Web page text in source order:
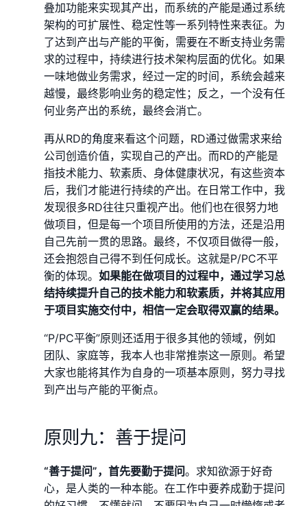
叠加功能来实现其产出，而系统的产能是通过系统
架构的可扩展性、稳定性等一系列特性来表征。为
了达到产出与产能的平衡，需要在不断支持业务需
求的过程中，持续进行技术架构层面的优化。如果
一味地做业务需求，经过一定的时间，系统会越来
越慢，最终影响业务的稳定性；反之，一个没有任
何业务产出的系统，最终会消亡。
再从RD的角度来看这个问题，RD通过做需求来给
公司创造价值，实现自己的产出。而RD的产能是
指技术能力、软素质、身体健康状况，有这些资本
后，我们才能进行持续的产出。在日常工作中，我
发现很多RD往往只重视产出。他们也在很努力地
做项目，但是每一个项目所使用的方法，还是沿用
自己先前一贯的思路。最终，不仅项目做得一般，
还会抱怨自己得不到任何成长。这就是P/PC不平
衡的体现。 如果能在做项目的过程中，通过学习总
结持续提升自己的技术能力和软素质，并将其应用
于项目实施交付中，相信一定会取得双赢的结果。
“P/PC平衡”原则还适用于很多其他的领域，例如
团队、家庭等，我本人也非常推崇这一原则。希望
大家也能将其作为自身的一项基本原则，努力寻找
到产出与产能的平衡点。
原则九：善于提问
“善于提问”，首先要勤于提问。求知欲源于好奇
心，是人类的一种本能。在工作中要养成勤于提问